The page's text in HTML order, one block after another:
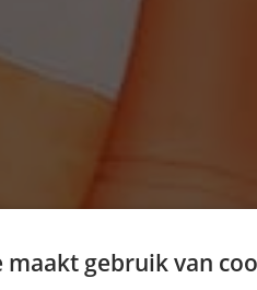
maakt gebruik van